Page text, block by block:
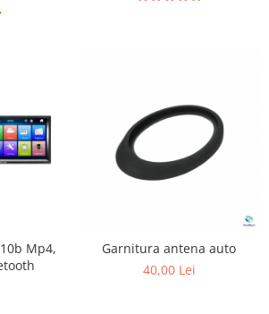
Mp4,
Garnitura antena auto
40,00 Lei